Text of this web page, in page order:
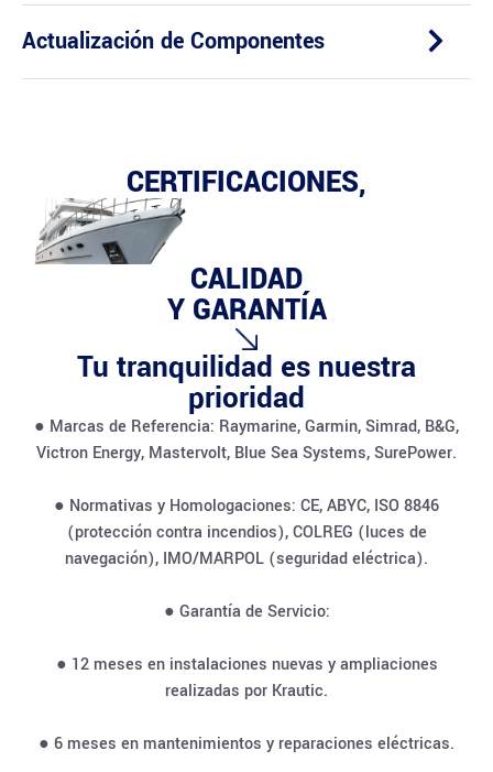
Actualización de Componentes
CERTIFICACIONES,
CALIDAD
Y GARANTÍA
Tu tranquilidad es nuestra
prioridad
● Marcas de Referencia: Raymarine, Garmin, Simrad, B&G,
Victron Energy, Mastervolt, Blue Sea Systems, SurePower.
● Normativas y Homologaciones: CE, ABYC, ISO 8846
(protección contra incendios), COLREG (luces de
navegación), IMO/MARPOL (seguridad eléctrica).
● Garantía de Servicio:
● 12 meses en instalaciones nuevas y ampliaciones
realizadas por Krautic.
● 6 meses en mantenimientos y reparaciones eléctricas.